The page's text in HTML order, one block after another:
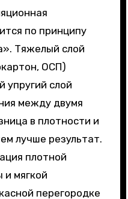
по принципу
Тяжелый слой
ОСП)
упругий слой
между двумя
в плотности и
лучше результат.
плотной
и мягкой
перегородке